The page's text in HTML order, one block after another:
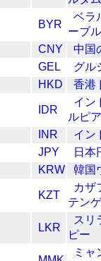
BYR
ベラ
ーブル
CNY
中国
GEL
グル
HKD
香港
IDR
イン
ルピア
INR
イン
JPY
日本
KRW
韓国
KZT
カザ
テンゲ
LKR
スリ
ピー
ミャ